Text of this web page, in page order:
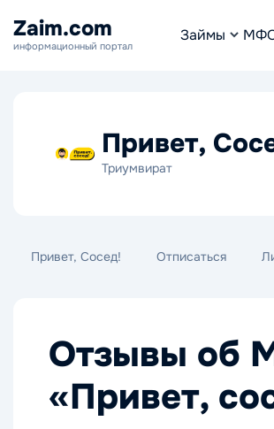
Zaim.com
информационный портал
Займы
Привет,
Триумвират
Привет, Сосед! Отписаться
Отзывы об
«Привет,